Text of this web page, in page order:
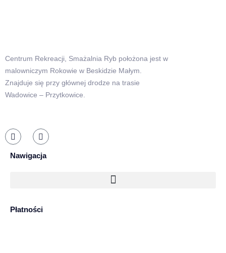
Centrum Rekreacji, Smażalnia Ryb położona jest w
malowniczym Rokowie w Beskidzie Małym.
Znajduje się przy głównej drodze na trasie
Wadowice – Przytkowice.
Nawigacja
Płatności